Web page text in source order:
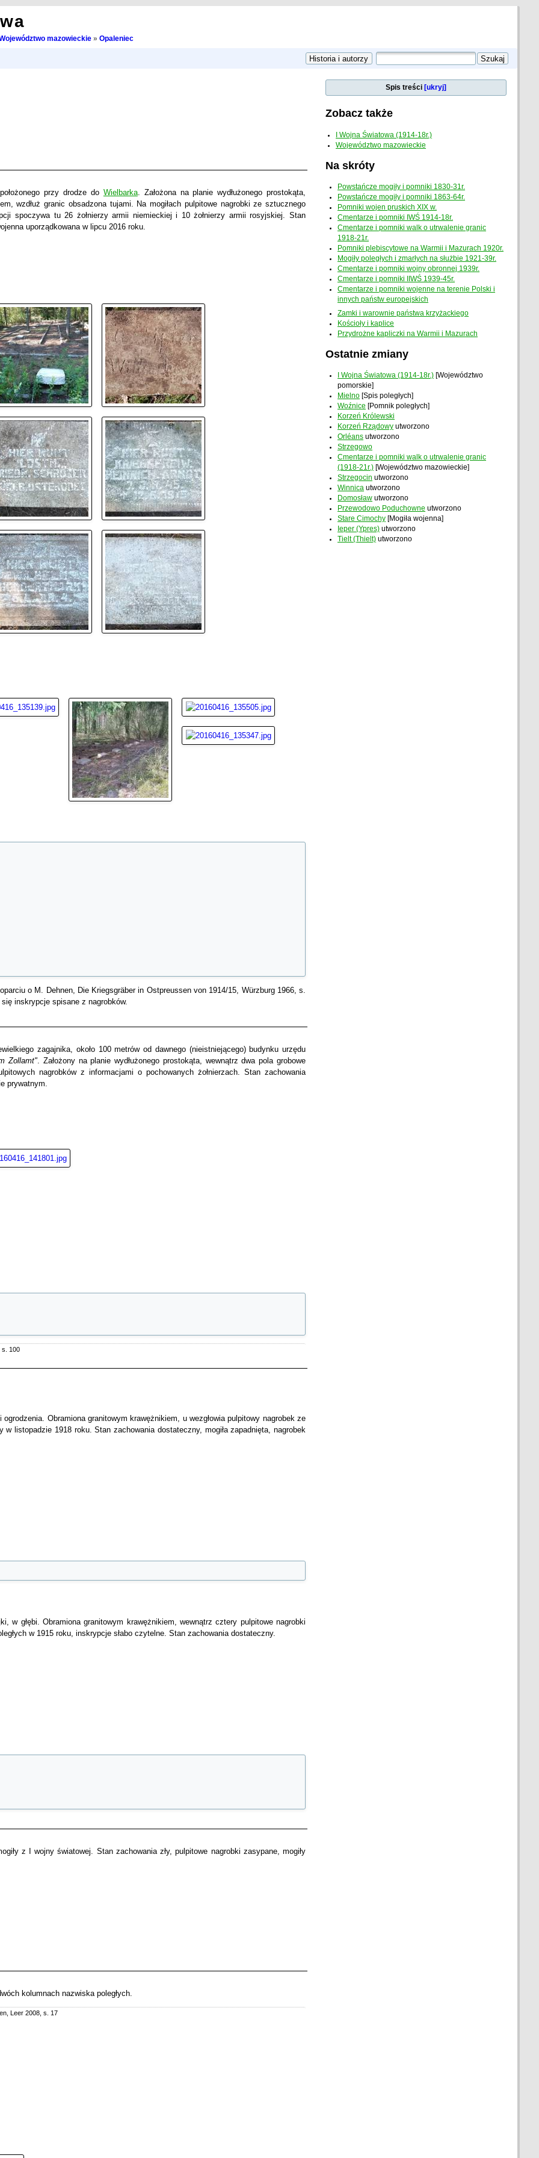
mazowieckie» Opaleniec
przy drodze do Wielbarka. Założona na planie wydłużonego prostokąta,
wzdłuż granic obsadzona tujami. Na mogiłach pulpitowe nagrobki ze sztucznego
spoczywa tu 26 żołnierzy armii niemieckiej i 10 żołnierzy armii rosyjskiej. Stan
uporządkowana w lipcu 2016 roku.
IV. A.K. Bitterfeld, † 13.2.1915
Jan. 15
o M. Dehnen, Die Kriegsgräber in Ostpreussen von 1914/15, Würzburg 1966, s.
inskrypcje spisane z nagrobków.
zagajnika, około 100 metrów od dawnego (nieistniejącego) budynku urzędu
Zollamt". Założony na planie wydłużonego prostokąta, wewnątrz dwa pola grobowe
nagrobków z informacjami o pochowanych żołnierzach. Stan zachowania
prywatnym.
s. 100
Obramiona granitowym krawężnikiem, u wezgłowia pulpitowy nagrobek ze
listopadzie 1918 roku. Stan zachowania dostateczny, mogiła zapadnięta, nagrobek
w głębi. Obramiona granitowym krawężnikiem, wewnątrz cztery pulpitowe nagrobki
w 1915 roku, inskrypcje słabo czytelne. Stan zachowania dostateczny.
z I wojny światowej. Stan zachowania zły, pulpitowe nagrobki zasypane, mogiły
kolumnach nazwiska poległych.
Leer 2008, s. 17
Spis treści [ukryj]
Zobacz także
I Wojna Światowa (1914-18r.)
Województwo mazowieckie
Na skróty
Powstańcze mogiły i pomniki 1830-31r.
Powstańcze mogiły i pomniki 1863-64r.
Pomniki wojen pruskich XIX w.
Cmentarze i pomniki IWŚ 1914-18r.
Cmentarze i pomniki walk o utrwalenie granic
1918-21r.
Pomniki plebiscytowe na Warmii i Mazurach 1920r.
Mogiły poległych i zmarłych na służbie 1921-39r.
Cmentarze i pomniki wojny obronnej 1939r.
Cmentarze i pomniki IIWŚ 1939-45r.
Cmentarze i pomniki wojenne na terenie Polski i
innych państw europejskich
Zamki i warownie państwa krzyżackiego
Kościoły i kaplice
Przydrożne kapliczki na Warmii i Mazurach
Ostatnie zmiany
I Wojna Światowa (1914-18r.) [Województwo
pomorskie]
Mielno [Spis poległych]
Woźnice [Pomnik poległych]
Korzeń Królewski
Korzeń Rządowy utworzono
Orléans utworzono
Strzegowo
Cmentarze i pomniki walk o utrwalenie granic
(1918-21r.) [Województwo mazowieckie]
Strzegocin utworzono
Winnica utworzono
Domosław utworzono
Przewodowo Poduchowne utworzono
Stare Cimochy [Mogiła wojenna]
Ieper (Ypres) utworzono
Tielt (Thielt) utworzono